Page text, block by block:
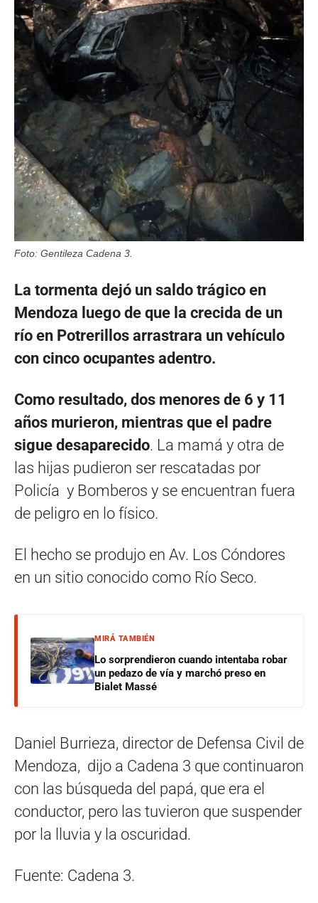
Foto: Gentileza Cadena 3.
La tormenta dejó un saldo trágico en
Mendoza luego de que la crecida de un
río en Potrerillos arrastrara un vehículo
con cinco ocupantes adentro.
Como resultado, dos menores de 6 y 11
años murieron, mientras que el padre
sigue desaparecido. La mamá y otra de
las hijas pudieron ser rescatadas por
Policía y Bomberos y se encuentran fuera
de peligro en lo físico.
El hecho se produjo en Av. Los Cóndores
en un sitio conocido como Río Seco.
MIRÁ TAMBIÉN
Lo sorprendieron cuando intentaba robar
un pedazo de vía y marchó preso en
Bialet Massé
Daniel Burrieza, director de Defensa Civil de
Mendoza, dijo a Cadena 3 que continuaron
con las búsqueda del papá, que era el
conductor, pero las tuvieron que suspender
por la lluvia y la oscuridad.
Fuente: Cadena 3.